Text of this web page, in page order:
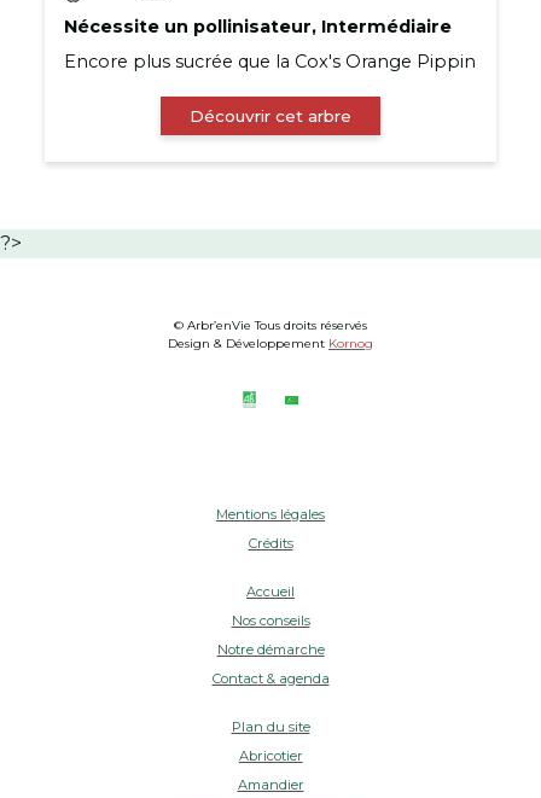
Nécessite un pollinisateur, Intermédiaire
Encore plus sucrée que la Cox's Orange Pippin
Découvrir cet arbre
?>
© Arbr’enVie Tous droits réservés
Design & Développement Kornog
Mentions légales
Crédits
Accueil
Nos conseils
Notre démarche
Contact & agenda
Plan du site
Abricotier
Amandier